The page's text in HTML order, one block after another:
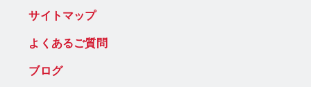
サイトマップ
よくあるご質問
ブログ